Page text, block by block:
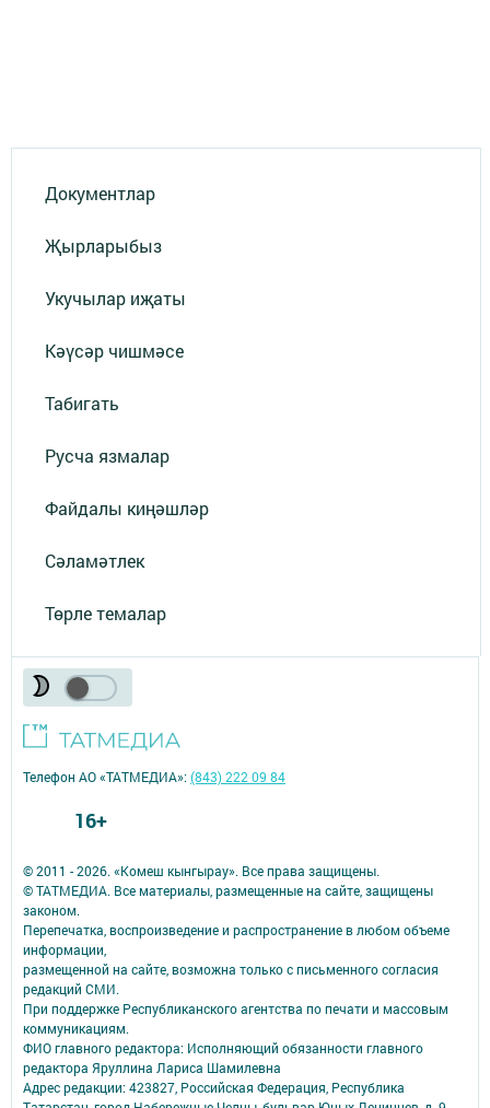
Документлар
Җырларыбыз
Укучылар иҗаты
Кәүсәр чишмәсе
Табигать
Русча язмалар
Файдалы киңәшләр
Сәламәтлек
Төрле темалар
© 2011 - 2026. «Комеш кынгырау». Все права защищены.
© ТАТМЕДИА. Все материалы, размещенные на сайте, защищены
законом.
Перепечатка, воспроизведение и распространение в любом объеме
информации,
размещенной на сайте, возможна только с письменного согласия
редакций СМИ.
При поддержке Республиканского агентства по печати и массовым
коммуникациям.
ФИО главного редактора: Исполняющий обязанности главного
редактора Яруллина Лариса Шамилевна
Адрес редакции: 423827, Российская Федерация, Республика
Телефон АО «ТАТМЕДИА»:(843) 222 09 84
16+